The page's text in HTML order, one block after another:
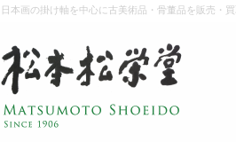
日本画の掛け軸を中心に古美術品・骨董品を販売・買